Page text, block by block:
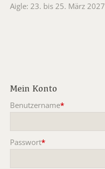
Aigle: 23. bis 25. März 2027
Mein Konto
Benutzername*
Passwort*